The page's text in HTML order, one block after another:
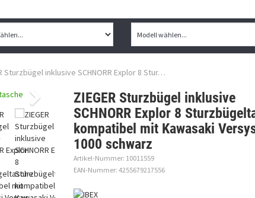
Sturzbügel inklusive SCHNORR Explor 8 Stur…
ZIEGER Sturzbügel inklusive
SCHNORR Explor 8
kompatibel mit Kawasaki
1000 schwarz
Artikel-Nummer: 10011559
EAN-Nummer: 4255679217556